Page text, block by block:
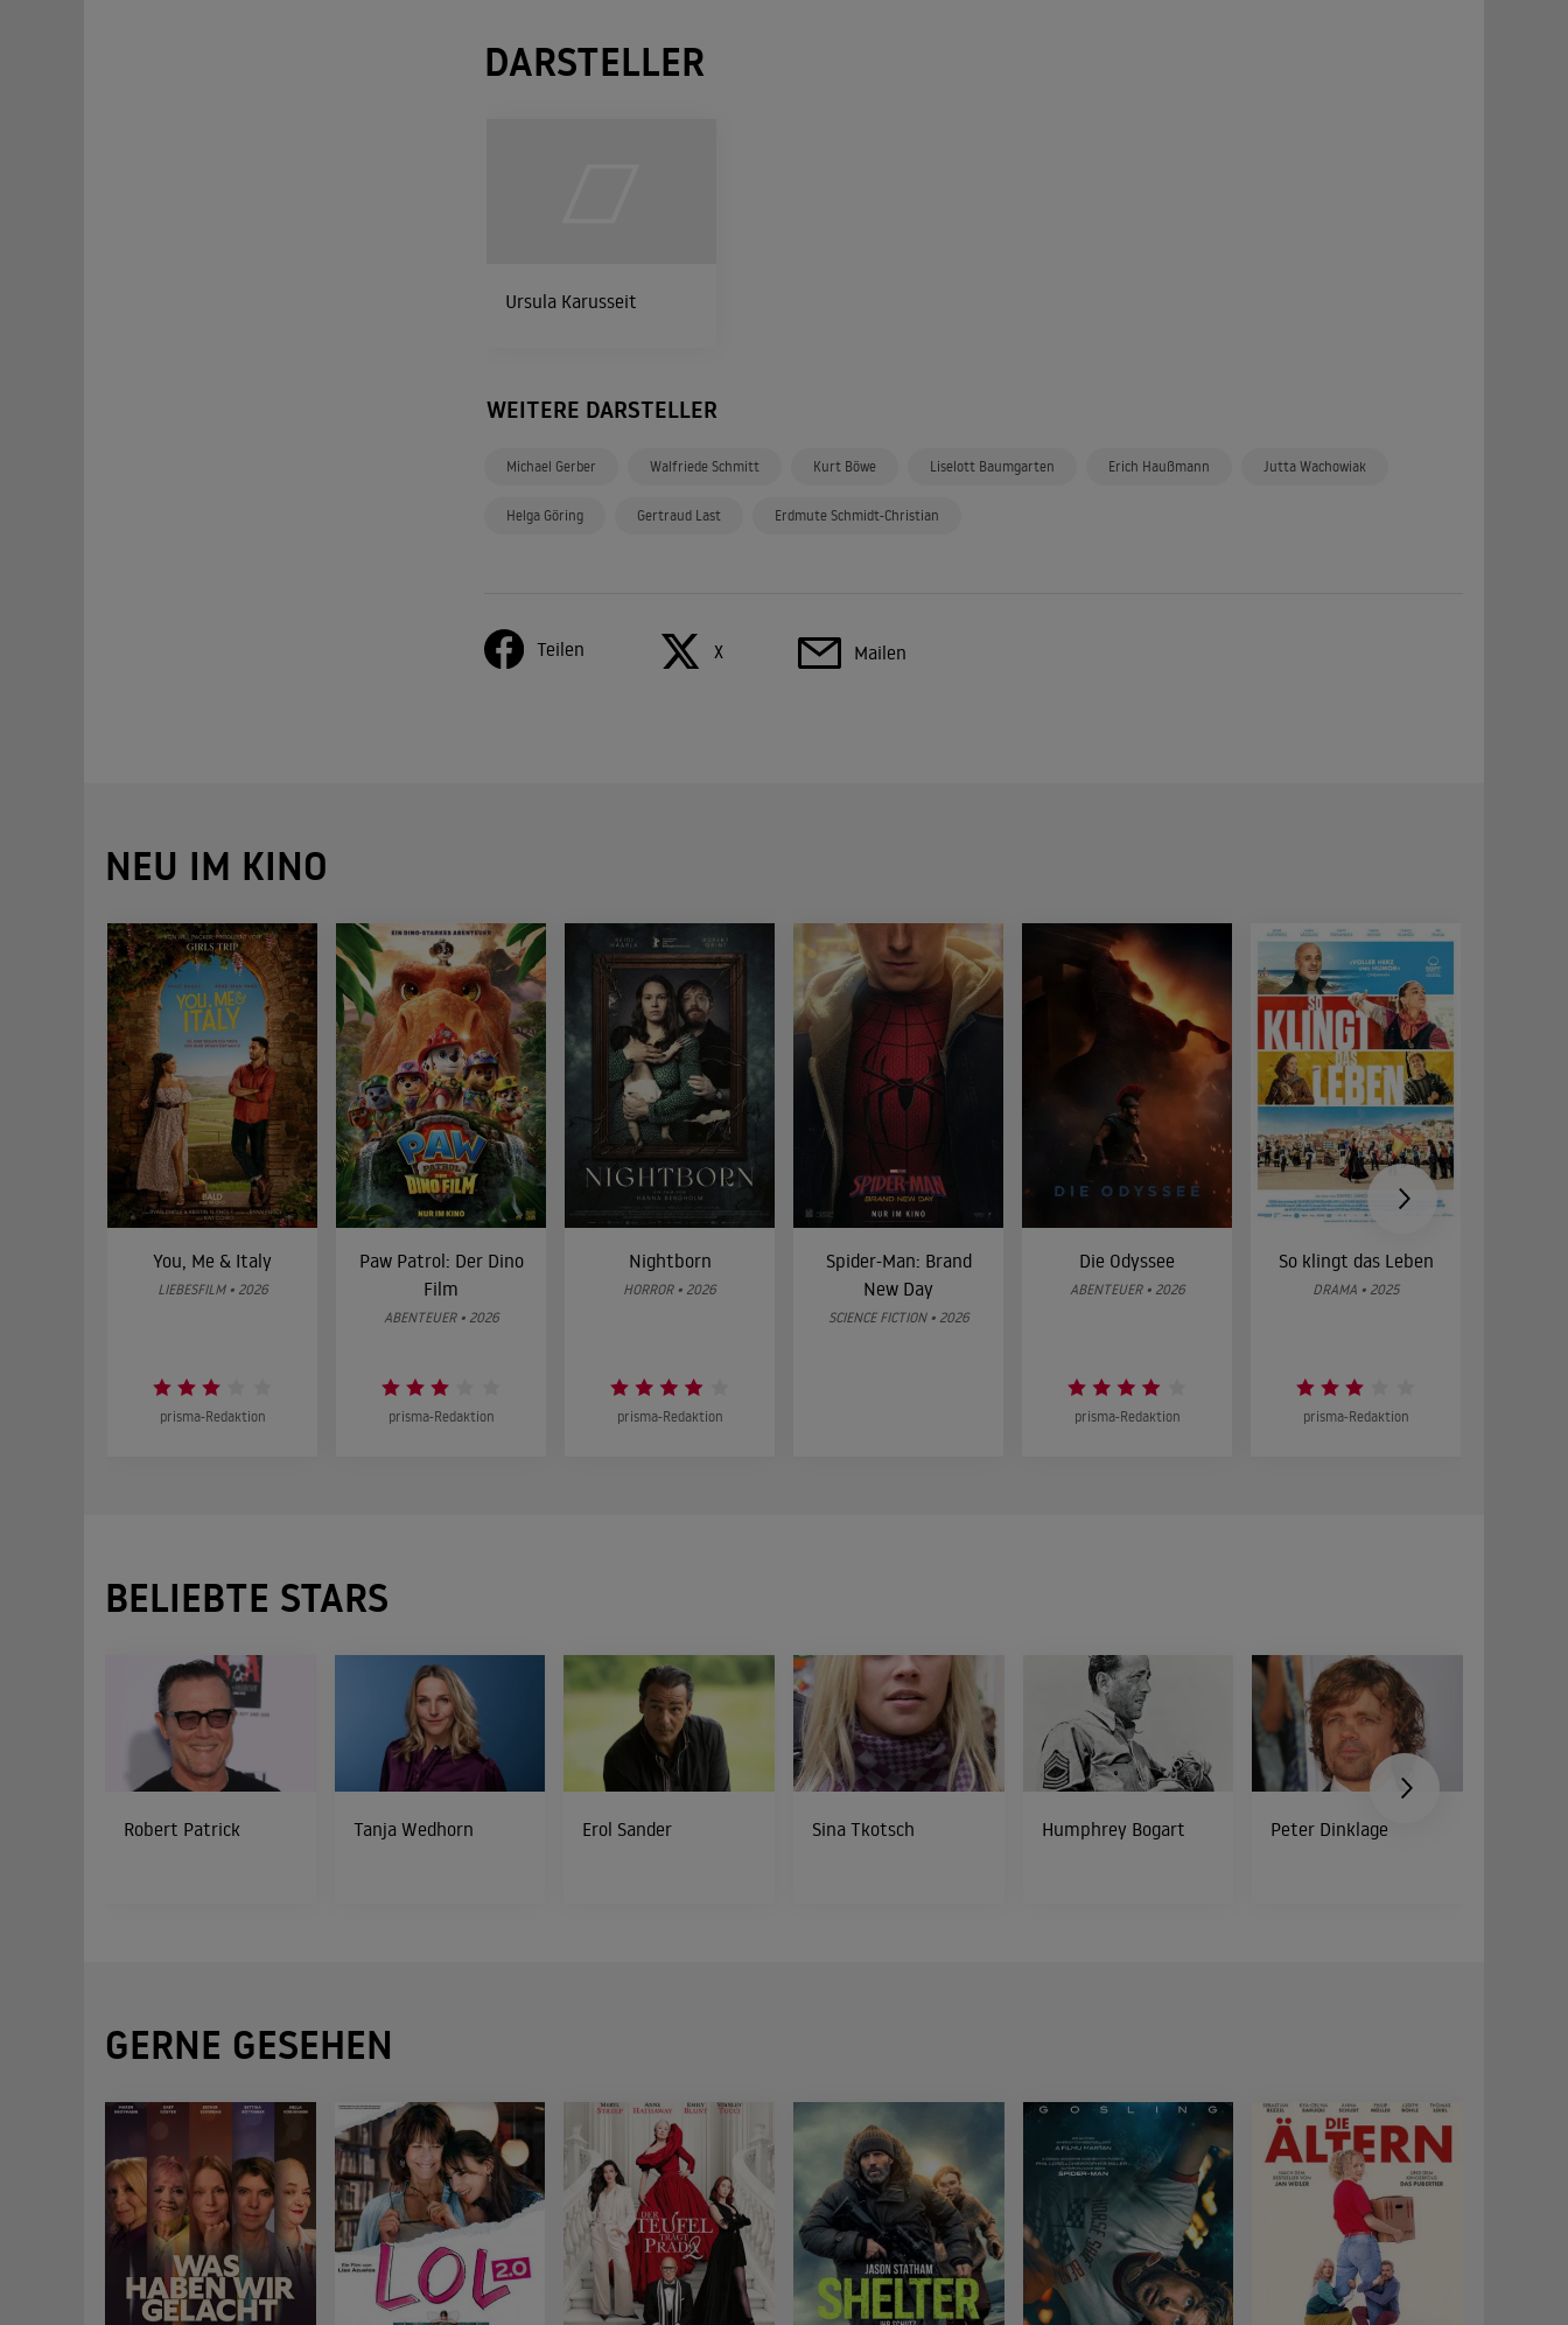
DARSTELLER
Ursula Karusseit
WEITERE DARSTELLER
Michael Gerber Walfriede Schmitt Kurt Böwe Liselott Baumgarten Erich Haußmann Jutta Wachowiak
Helga Göring Gertraud Last Erdmute Schmidt-Christian
Teilen X Mailen
NEU IM KINO
You, Me & Italy
LIEBESFILM • 2026
prisma-Redaktion
Paw Patrol: Der Dino
Film
ABENTEUER • 2026
prisma-Redaktion
Nightborn
HORROR • 2026
prisma-Redaktion
Spider-Man: Brand
New Day
SCIENCE FICTION • 2026
Die Odyssee
ABENTEUER • 2026
prisma-Redaktion
So klingt das Leben
DRAMA • 2025
prisma-Redaktion
BELIEBTE STARS
Robert Patrick Tanja Wedhorn Erol Sander Sina Tkotsch Humphrey Bogart Peter Dinklage
GERNE GESEHEN